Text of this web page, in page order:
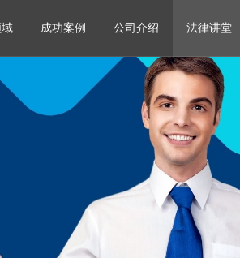
成功案例 公司介绍 法律讲堂